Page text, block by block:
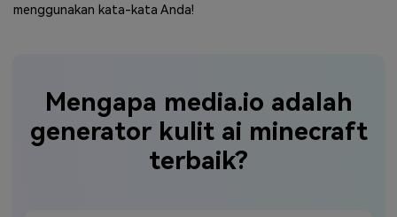
menggunakan kata-kata Anda!
Mengapa media.io adalah
generator kulit ai minecraft
terbaik?